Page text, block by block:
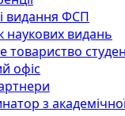
видання ФСП
наукових видань
товариство
офіс
з